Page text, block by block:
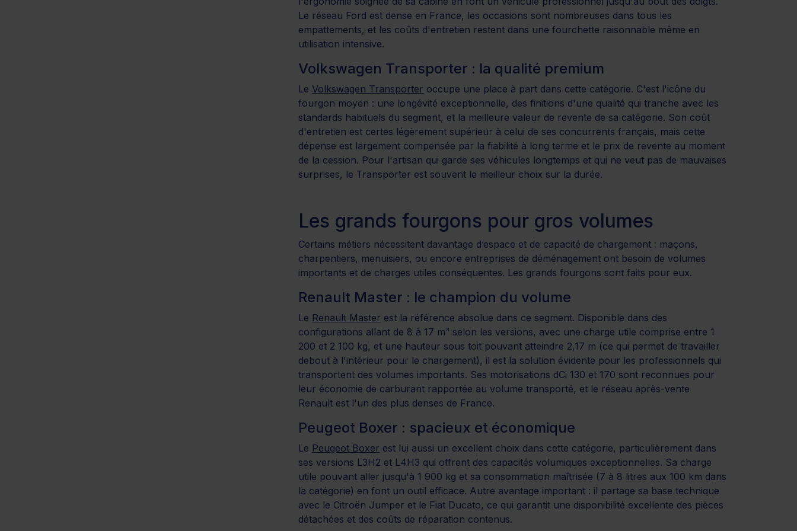
Le réseau Ford est dense en France, les occasions sont nombreuses dans tous les
empattements, et les coûts d'entretien restent dans une fourchette raisonnable même en
utilisation intensive.
Volkswagen Transporter : la qualité premium
LeVolkswagen Transporter occupe une place à part dans cette catégorie. C'est l'icône du
fourgon moyen : une longévité exceptionnelle, des finitions d'une qualité qui tranche avec les
standards habituels du segment, et la meilleure valeur de revente de sa catégorie. Son coût
d'entretien est certes légèrement supérieur à celui de ses concurrents français, mais cette
dépense est largement compensée par la fiabilité à long terme et le prix de revente au moment
de la cession. Pour l'artisan qui garde ses véhicules longtemps et qui ne veut pas de mauvaises
surprises, le Transporter est souvent le meilleur choix sur la durée.
Les grands fourgons pour gros volumes
Certains métiers nécessitent davantage d’espace et de capacité de chargement : maçons,
charpentiers, menuisiers, ou encore entreprises de déménagement ont besoin de volumes
importants et de charges utiles conséquentes. Les grands fourgons sont faits pour eux.
Renault Master : le champion du volume
Le Renault Master est la référence absolue dans ce segment. Disponible dans des
configurations allant de 8 à 17 m³ selon les versions, avec une charge utile comprise entre 1
200 et 2 100 kg, et une hauteur sous toit pouvant atteindre 2,17 m (ce qui permet de travailler
debout à l'intérieur pour le chargement), il est la solution évidente pour les professionnels qui
transportent des volumes importants. Ses motorisations dCi 130 et 170 sont reconnues pour
leur économie de carburant rapportée au volume transporté, et le réseau après-vente
Renault est l'un des plus denses de France.
Peugeot Boxer : spacieux et économique
Le Peugeot Boxer est lui aussi un excellent choix dans cette catégorie, particulièrement dans
ses versions L3H2 et L4H3 qui offrent des capacités volumiques exceptionnelles. Sa charge
utile pouvant aller jusqu'à 1 900 kg et sa consommation maîtrisée (7 à 8 litres aux 100 km dans
la catégorie) en font un outil efficace. Autre avantage important : il partage sa base technique
avec le Citroën Jumper et le Fiat Ducato, ce qui garantit une disponibilité excellente des pièces
détachées et des coûts de réparation contenus.